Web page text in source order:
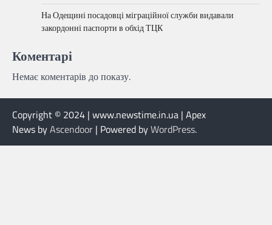
На Одещині посадовці міграційної служби видавали
закордонні паспорти в обхід ТЦК
Коментарі
Немає коментарів до показу.
Copyright © 2024 | www.newstime.in.ua | Apex
News byAscendoor | Powered byWordPress.